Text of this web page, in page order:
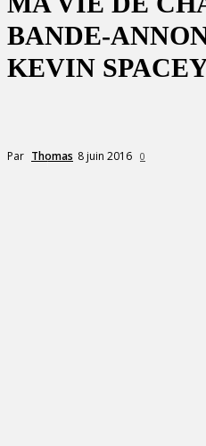
BANDE-
KEVIN
Par Thomas 8 juin 2016 0